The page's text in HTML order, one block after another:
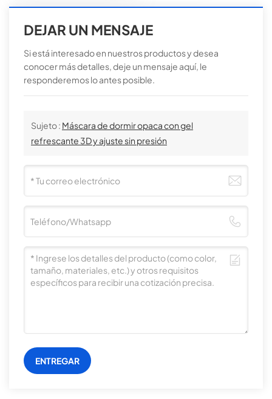
DEJAR UN MENSAJE
Si está interesado en nuestros productos y desea
conocer más detalles, deje un mensaje aquí, le
responderemos lo antes posible.
Sujeto : Máscara de dormir opaca con gel
refrescante 3D y ajuste sin presión
ENTREGAR